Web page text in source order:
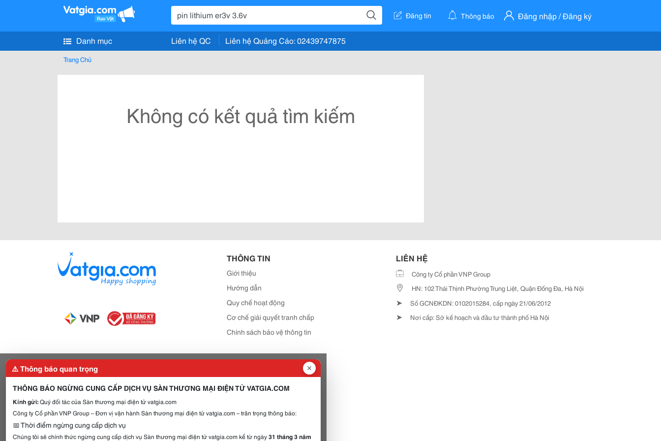
Đăng tin Thông báo Đăng nhập / Đăng ký
Danh mục Liên hệ QC Liên hệ Quảng Cáo: 02439747875
Trang Chủ
Không có kết quả tìm kiếm
THÔNG TIN
Giới thiệu
Hướng dẫn
Quy chế hoạt động
Cơ chế giải quyết tranh chấp
Chính sách bảo vệ thông tin
LIÊN HỆ
Công ty Cổ phần VNP Group
HN: 102 Thái Thịnh Phường Trung Liệt, Quận Đống Đa, Hà Nội
➤ Số GCNĐKDN: 0102015284, cấp ngày 21/06/2012
➤ Nơi cấp: Sở kế hoạch và đầu tư thành phố Hà Nội
⚠️ Thông báo quan trọng
THÔNG BÁO NGỪNG CUNG CẤP DỊCH VỤ SÀN THƯƠNG MẠI ĐIỆN TỬ VATGIA.COM
Kính gửi:Quý đối tác của Sàn thương mại điện tử vatgia.com
Công ty Cổ phần VNP Group – Đơn vị vận hành Sàn thương mại điện tử vatgia.com – trân trọng thông báo:
📅 Thời điểm ngừng cung cấp dịch vụ
Chúng tôi sẽ chính thức ngừng cung cấp dịch vụ Sàn thương mại điện tử vatgia.com kể từ ngày31 tháng 3 năm